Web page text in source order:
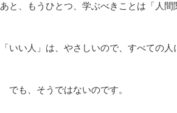
あと、もうひとつ、学ぶべきことは「人間
「いい人」は、やさしいので、すべての
でも、そうではないのです。